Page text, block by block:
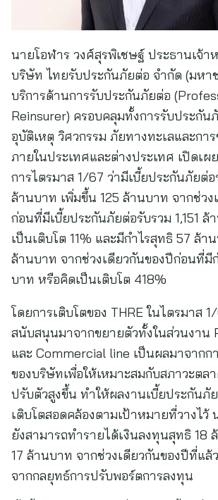
นายโอฬาร วงศ์สุรพิเชษฐ์ ประธานเจ้า
บริษัท ไทยรับประกันภัยต่อ จำกัด (มหา
บริการด้านการรับประกันภัยต่อ
Reinsurer) ครอบคลุมทั้งการรับประกั
อุบัติเหตุ วิศวกรรม ภัยทางทะเลและกา
ภายในประเทศและต่างประเทศ เปิดเผ
การไตรมาส 1/67 ว่ามีเบี้ยประกันภัยต่อ
ล้านบาท เพิ่มขึ้น 125 ล้านบาท จากช่วง
ก่อนที่มีเบี้ยประกันภัยต่อรับรวม 1,151
เป็นเติบโต 11% และมีกำไรสุทธิ 57 ล้า
ล้านบาท จากช่วงเดียวกันของปีก่อนที่มี
บาท หรือคิดเป็นเติบโต 418%
โดยการเติบโตของ THRE ในไตรมาส
สนับสนุนมาจากขยายตัวทั้งในส่วนงาน
และ Commercial line เป็นผลมาจากก
ของบริษัทเพื่อให้เหมาะสมกับสภาวะตล
ปรับตัวสูงขึ้น ทำให้ผลงานเบี้ยประกันภั
เติบโตสอดคล้องตามเป้าหมายที่วางไว้
ยังสามารถทำรายได้เงินลงทุนสุทธิ 18
17 ล้านบาท จากช่วงเดียวกันของปีที่แล้
จากกลยุทธ์การปรับพอร์ตการลงทุน